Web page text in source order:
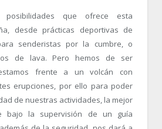
que ofrece esta
desde prácticas deportivas de
senderistas por la cumbre, o
de lava. Pero hemos de ser
frente a un volcán con
erupciones, por ello para poder
de nuestras actividades, la mejor
bajo la supervisión de un guía